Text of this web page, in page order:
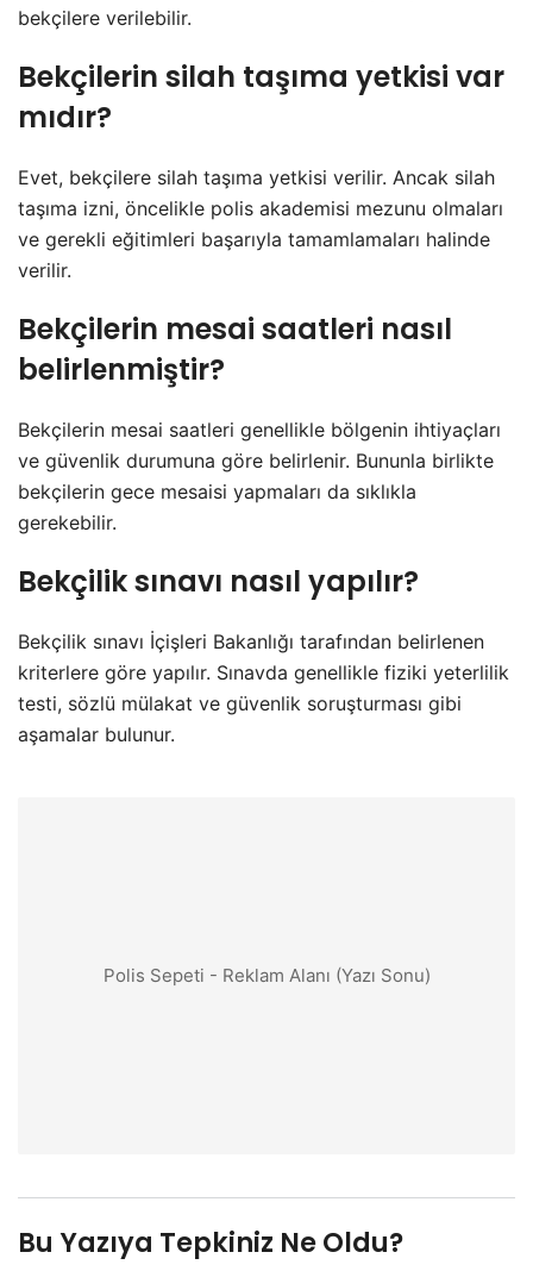
bekçilere verilebilir.
Bekçilerin silah taşıma yetkisi var
mıdır?
Evet, bekçilere silah taşıma yetkisi verilir. Ancak silah
taşıma izni, öncelikle polis akademisi mezunu olmaları
ve gerekli eğitimleri başarıyla tamamlamaları halinde
verilir.
Bekçilerin mesai saatleri nasıl
belirlenmiştir?
Bekçilerin mesai saatleri genellikle bölgenin ihtiyaçları
ve güvenlik durumuna göre belirlenir. Bununla birlikte
bekçilerin gece mesaisi yapmaları da sıklıkla
gerekebilir.
Bekçilik sınavı nasıl yapılır?
Bekçilik sınavı İçişleri Bakanlığı tarafından belirlenen
kriterlere göre yapılır. Sınavda genellikle fiziki yeterlilik
testi, sözlü mülakat ve güvenlik soruşturması gibi
aşamalar bulunur.
Polis Sepeti - Reklam Alanı (Yazı Sonu)
Bu Yazıya Tepkiniz Ne Oldu?